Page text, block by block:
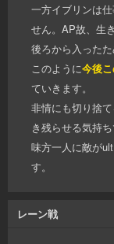
一方イブリンは
せん。AP故、生
後ろから入った
このように今後
ていきます。
非情にも切り捨
き残らせる気持
味方一人に敵が
す。
レーン戦